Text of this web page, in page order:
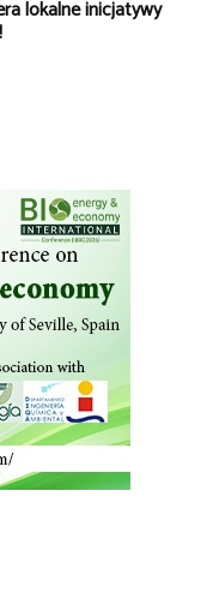
lokalne inicjatywy